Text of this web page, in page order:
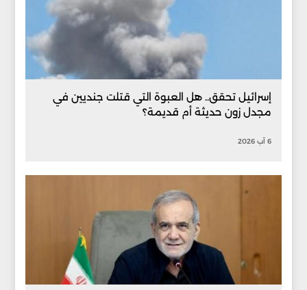
إسرائيل تحقق.. هل العبوة التي قتلت جنديين في
مجدل زون حديثة أم قديمة؟
6 آب 2026